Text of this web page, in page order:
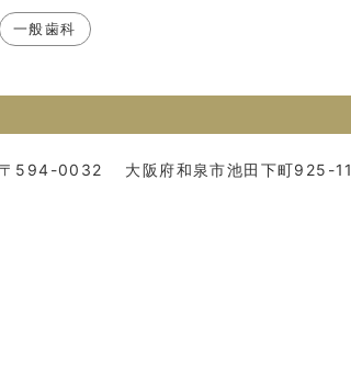
一般歯科
〒594-0032 大阪府和泉市池田下町925-11